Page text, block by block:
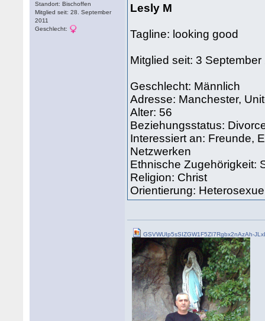
Standort: Bischoffen
Mitglied seit: 28. September
2011
Geschlecht:
Lesly M
Tagline: looking good
Mitglied seit: 3
Geschlecht: Männlich
Adresse: Manchester,
Alter: 56
Beziehungsstatus:
Interessiert an: Freunde,
Netzwerken
Ethnische
Religion: Christ
Orientierung:
GSVWUIp5sSIZGW1F5ZI7Rgbx2nAzAh-